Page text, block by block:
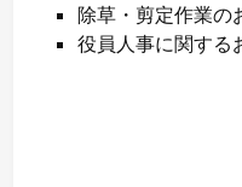
除草・剪定作業の
役員人事に関する